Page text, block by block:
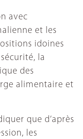
avec
et les
idoines
la
des
alimentaire et
que d’après
les